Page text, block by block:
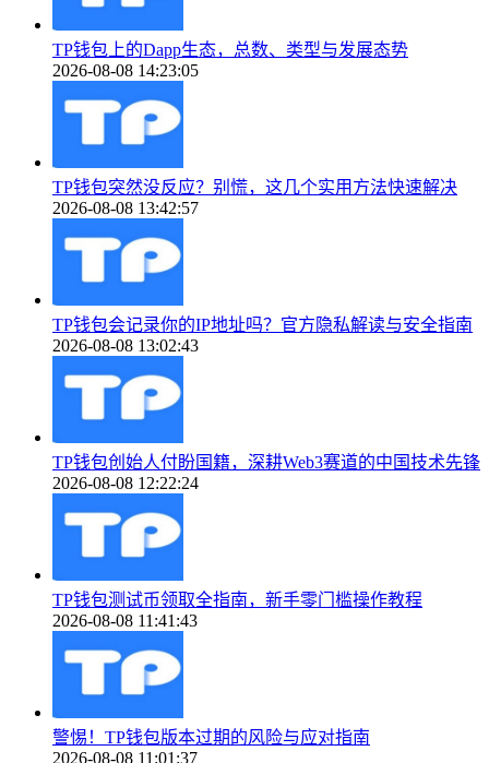
TP钱包上的Dapp生态，总数、类型与发展态势
2026-08-08 14:23:05
TP钱包突然没反应？别慌，这几个实用方法快速解决
2026-08-08 13:42:57
TP钱包会记录你的IP地址吗？官方隐私解读与安全指南
2026-08-08 13:02:43
TP钱包创始人付盼国籍，深耕Web3赛道的中国技术先锋
2026-08-08 12:22:24
TP钱包测试币领取全指南，新手零门槛操作教程
2026-08-08 11:41:43
警惕！TP钱包版本过期的风险与应对指南
2026-08-08 11:01:37